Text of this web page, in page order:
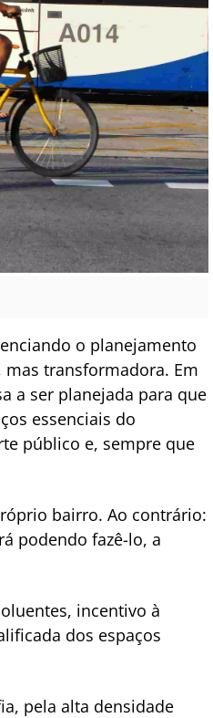
o planejamento
transformadora. Em
a ser planejada para que
essenciais do
público e, sempre que
bairro. Ao contrário:
podendo fazê-lo, a
incentivo à
dos espaços
pela alta densidade